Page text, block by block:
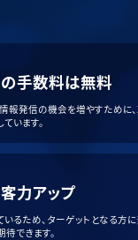
手数料は無料
報発信の機会を増やすために
います。
力アップ
るため、ターゲットとなる方
待できます。